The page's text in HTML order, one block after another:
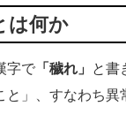
は何か
字で 「穢れ」
と書
と」、すなわち異